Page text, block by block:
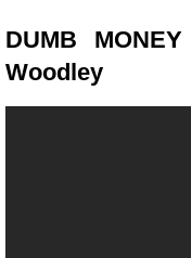
DUMB
Woodley